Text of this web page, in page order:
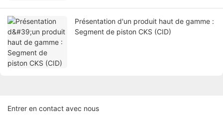
Présentation d'un produit haut de gamme :
Segment de piston CKS (CID)
Entrer en contact avec nous